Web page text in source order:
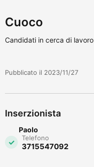
Cuoco
Candidati in cerca di lavoro
Pubblicato il 2023/11/27
Inserzionista
Paolo
Telefono
3715547092